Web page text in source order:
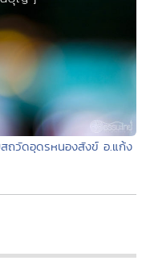
ถวัดอุดรหนองสังข์ อ.แก้ง